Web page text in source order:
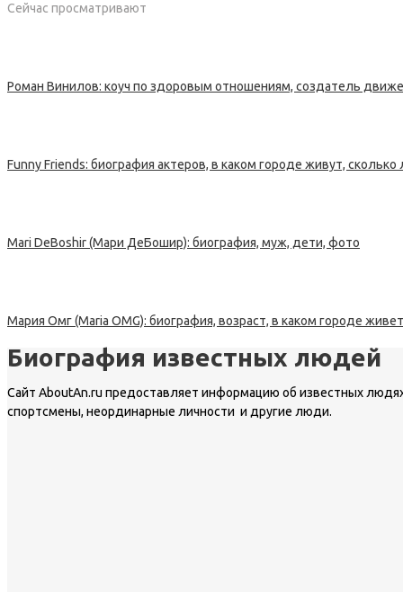
Сейчас просматривают
Роман Винилов: коуч по здоровым отношениям, создатель
Funny Friends: биография актеров, в каком городе живут, сколько
Mari DeBoshir (Мари ДеБошир): биография, муж, дети, фото
Мария Омг (Maria OMG): биография, возраст, в каком городе
Биография известных людей
Сайт AboutAn.ru предоставляет информацию об известных
спортсмены, неординарные личности и другие люди.